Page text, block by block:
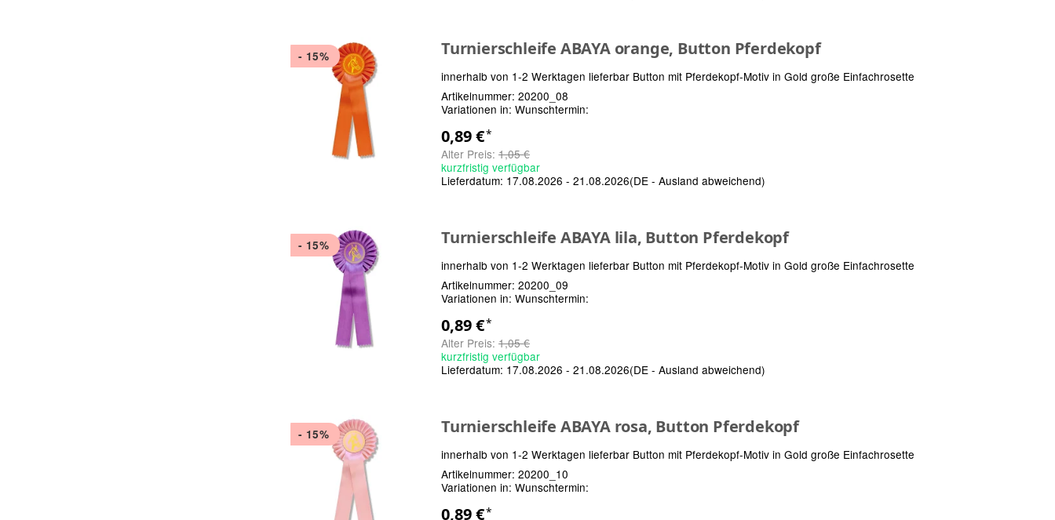
- 15% Turnierschleife ABAYA orange, Button Pferdekopf
innerhalb von 1-2 Werktagen lieferbar Button mit Pferdekopf-Motiv in Gold große Einfachrosette
Artikelnummer: 20200_08
Variationen in: Wunschtermin:
0,89 €*
Alter Preis: 1,05 €
kurzfristig verfügbar
Lieferdatum: 17.08.2026 - 21.08.2026(DE - Ausland abweichend)
- 15% Turnierschleife ABAYA lila, Button Pferdekopf
innerhalb von 1-2 Werktagen lieferbar Button mit Pferdekopf-Motiv in Gold große Einfachrosette
Artikelnummer: 20200_09
Variationen in: Wunschtermin:
0,89 €*
Alter Preis: 1,05 €
kurzfristig verfügbar
Lieferdatum: 17.08.2026 - 21.08.2026(DE - Ausland abweichend)
- 15% Turnierschleife ABAYA rosa, Button Pferdekopf
innerhalb von 1-2 Werktagen lieferbar Button mit Pferdekopf-Motiv in Gold große Einfachrosette
Artikelnummer: 20200_10
Variationen in: Wunschtermin:
0,89 €*